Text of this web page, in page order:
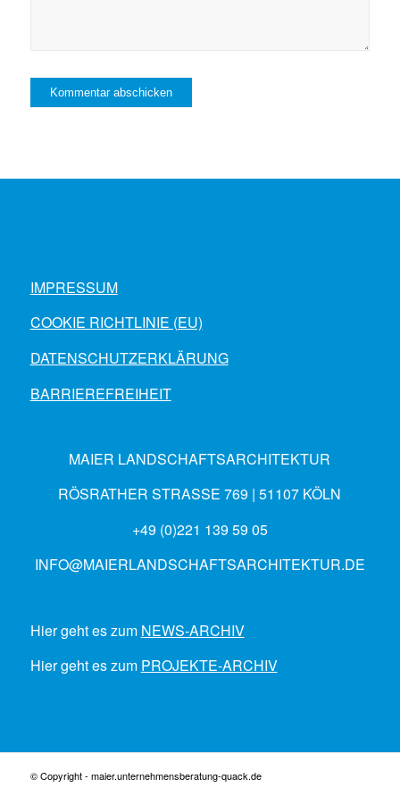
IMPRESSUM
COOKIE RICHTLINIE (EU)
DATENSCHUTZERKLÄRUNG
BARRIEREFREIHEIT
MAIER LANDSCHAFTSARCHITEKTUR
RÖSRATHER STRASSE 769 | 51107 KÖLN
+49 (0)221 139 59 05
INFO@MAIERLANDSCHAFTSARCHITEKTUR.DE
Hier geht es zum NEWS-ARCHIV
Hier geht es zum PROJEKTE-ARCHIV
© Copyright - maier.unternehmensberatung-quack.de